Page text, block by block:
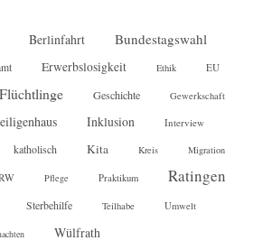
Berlinfahrt Bundestagswahl
Erwerbslosigkeit Ethik EU
Flüchtlinge Geschichte Gewerkschaft
Inklusion Interview
katholisch Kita Kreis Migration
Pflege Praktikum Ratingen
Sterbehilfe Teilhabe Umwelt
Wülfrath